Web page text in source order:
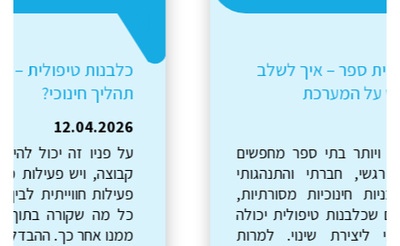
כלבנות טיפולית – פעילות חווייתית או
תהליך חינוכי?
על פניו זה יכול להיראות דומה, יש כלבים, יש
קבוצה, ויש פעילות משותפת.בפועל הבחירה בין
פעילות חווייתית לבין תהליך חינוכי משפיעה על
כל מה שקורה בתוך המפגש, ועל מה שנשאר
ממנו אחר כך. ההבדל מתבטא…